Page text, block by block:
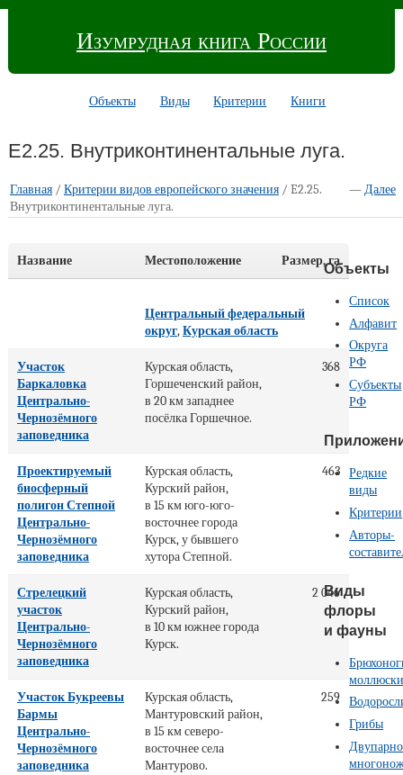
Изумрудная книга России
Объекты Виды Критерии Книги
E2.25. Внутриконтинентальные луга.
Главная/ —Далее
Критерии видов европейского значения/ E2.25.
Внутриконтинентальные луга.
Название Местоположение Размер, га
Центральный федеральный
округ,Курская область
Участок
Баркаловка
Центрально-
Чернозёмного
заповедника
Курская область,
Горшеченский район,
в 20 км западнее
посёлка Горшечное.
368
Проектируемый
биосферный
полигон Степной
Центрально-
Чернозёмного
заповедника
Курская область,
Курский район,
в 15 км юго-юго-
восточнее города
Курск, у бывшего
хутора Степной.
463
Стрелецкий
участок
Центрально-
Чернозёмного
заповедника
Курская область,
Курский район,
в 10 км южнее города
Курск.
2 046
Участок Букреевы
Бармы
Центрально-
Чернозёмного
заповедника
Курская область,
Мантуровский район,
в 15 км северо-
восточнее села
Мантурово.
259
Объекты
Список
Алфавит
Округа
РФ
Субъекты
РФ
Редкие
виды
Критерии
Авторы-
Виды
флоры
и фауны
Грибы